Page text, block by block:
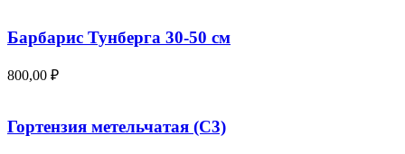
Барбарис Тунберга 30-50 см
800,00 ₽
Гортензия метельчатая (С3)